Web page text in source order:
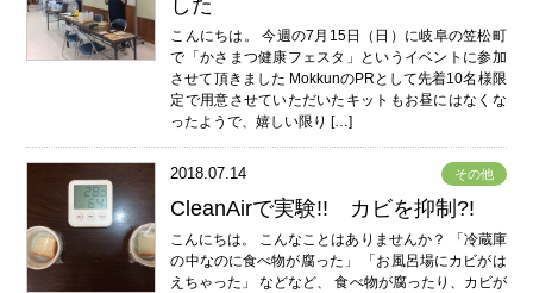
こんにちは。 今週の7月15日（日）に岐阜の笠松町
で「かさまつ健康フェスタ」というイベントに参加
させて頂きました MokkunのPRとして先着10名様限
定で用意させていただいたキットもお昼にはなくな
ったようで、嬉しい限り […]
2018.07.14 その他
CleanAirで実験!! カビを抑制?!
こんにちは。 こんなことはありませんか？ 「冷蔵庫
の中なのに食べ物が腐った」 「お風呂場にカビがは
えちゃった」 などなど、 食べ物が腐ったり、カビが